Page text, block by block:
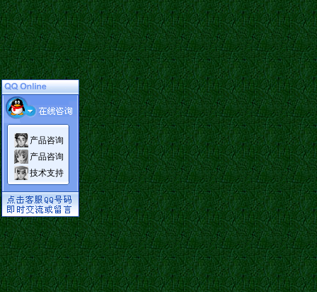
产品咨询
产品咨询
技术支持